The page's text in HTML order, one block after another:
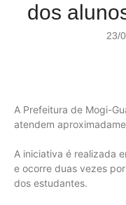
dos
23/
A Prefeitura de Mogi-
atendem
A iniciativa é realizada
e ocorre duas vezes
dos estudantes.